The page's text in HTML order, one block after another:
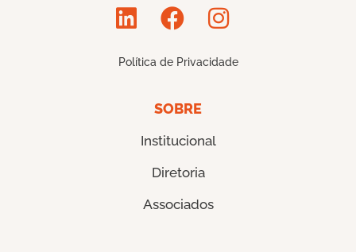
Política de Privacidade
SOBRE
Institucional
Diretoria
Associados